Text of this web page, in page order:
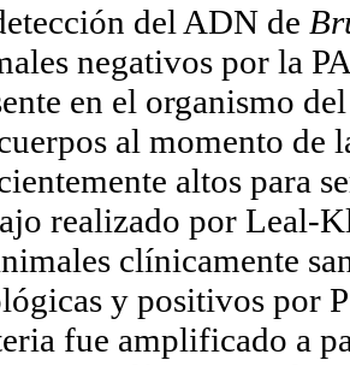
del ADN de
negativos por la
en el organismo
al momento de
altos para
realizado por Leal-
clínicamente
y positivos por
fue amplificado a